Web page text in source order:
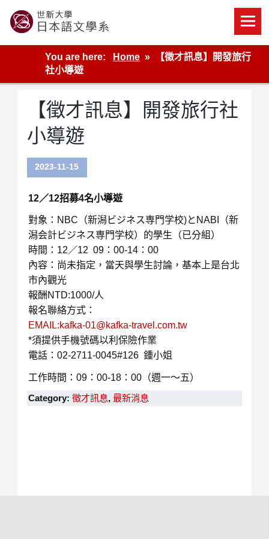
content
世新大學教學單位的網站
You are here:
Home
【徵才訊息】開發旅行
社小導遊
【徵才訊息】開發旅行社
小導遊
2023-11-15
12／12招募4名小導遊
對象：NBC（新潟ビジネス専門学校)とNABI（新
潟会計ビジネス専門学校）的學生（已分組）
時間：12／12 09：00-14：00
內容：尚未指定，當天與學生討論，基本上是台北
市內觀光
報酬NTD:1000/人
報名聯絡方式：
EMAIL:kafka-01@kafka-travel.com.tw
*須提供手機號碼以利保險作業
電話：02-2711-0045#126 鍾小姐
工作時間：09：00-18：00（週一～五）
Category: 徵才訊息, 最新消息